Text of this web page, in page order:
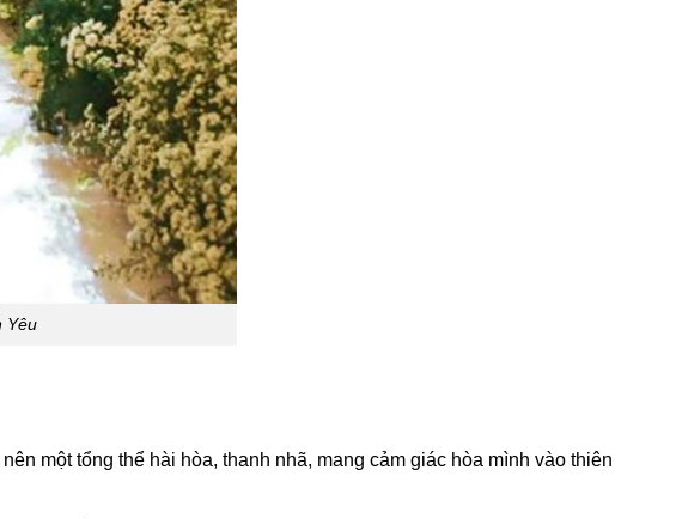
Yêu
một tổng thể hài hòa, thanh nhã, mang cảm giác hòa mình vào thiên